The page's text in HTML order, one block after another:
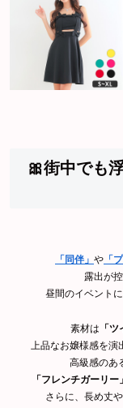
🎀街中でも
「同伴」 や 「
露出が
昼間のイベント
素材は 「ツ
上品なお嬢様感を
高級感のあ
「フレンチガーリー」
さらに、長め丈